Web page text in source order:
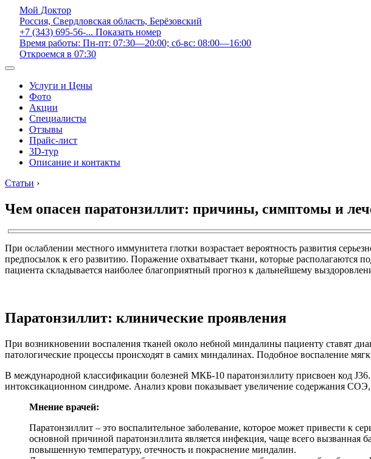
Мой Доктор
Россия, Свердловская область, Берёзовский
+7 (343) 695-56-... Показать номер
Время работы: Пн-пт: 07:30—20:00; сб-вс: 08:00—16:00
Откроемся в 07:30
Услуги и Цены
Фото
Акции
Специалисты
Отзывы
Прайс-лист
3D-тур
Описание и контакты
Статьи ›
Чем опасен паратонзиллит: причины, симптомы и
При ослаблении местного иммунитета глотки возрастает вероятность развития
предпосылок к его развитию. Поражение охватывает ткани, которые
пациента складывается наиболее благоприятный прогноз к дальнейшему
Паратонзиллит: клинические проявления
При возникновении воспаления тканей около небной миндалины пациенту ставят
патологические процессы происходят в самих миндалинах. Подобное воспаление
В международной классификации болезней МКБ-10 паратонзиллиту присвоен код
интоксикационном синдроме. Анализ крови показывает увеличение содержания СОЭ,
Мнение врачей:
Паратонзиллит – это воспалительное заболевание, которое может привести к
основной причиной паратонзиллита является инфекция, чаще всего вызванная
повышенную температуру, отечность и покраснение миндалин.